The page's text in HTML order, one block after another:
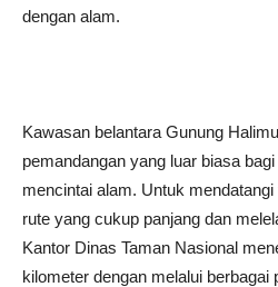
dengan alam.
Kawasan belantara Gunung
pemandangan yang luar biasa
mencintai alam. Untuk
rute yang cukup panjang dan
Kantor Dinas Taman Nasional
kilometer dengan melalui berbagai